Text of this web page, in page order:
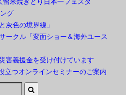
米焼きとり日本一フェスタ
グ
灰色の境界線」
ークル「変面ショー＆海外ユース
害義援金を受け付けています
立つオンラインセミナーのご案内